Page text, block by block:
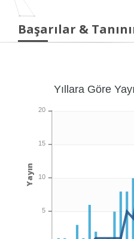
Başarılar &
Yıllara Göre
20
15
10
5
Yayın